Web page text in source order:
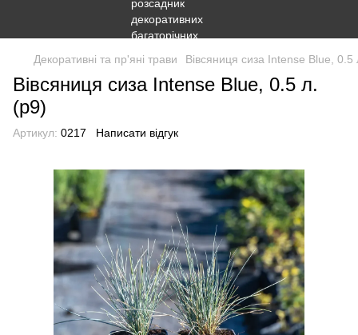
Декоративні та пр'яні трави Вівсяниця сиза Intense Blue, 0.5
Вівсяниця сиза Intense Blue, 0.5 л.
(p9)
Артикул: 0217 Написати відгук